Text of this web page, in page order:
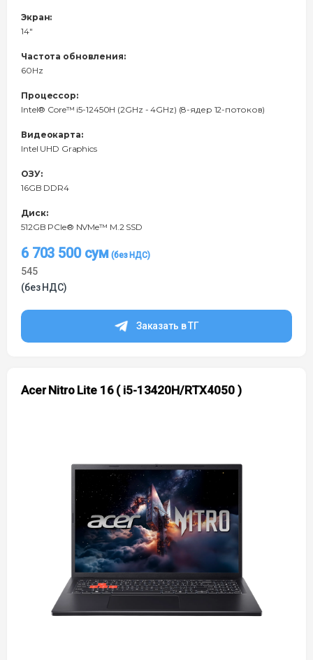
Экран:
14"
Частота обновления:
60Hz
Процессор:
Intel® Core™ i5-12450H (2GHz - 4GHz) (8-ядер 12-потоков)
Видеокарта:
Intel UHD Graphics
ОЗУ:
16GB DDR4
Диск:
512GB PCIe® NVMe™ M.2 SSD
6 703 500 сум
545
(без НДС)
Заказать в ТГ
Acer Nitro Lite 16 ( i5-13420H/RTX4050 )